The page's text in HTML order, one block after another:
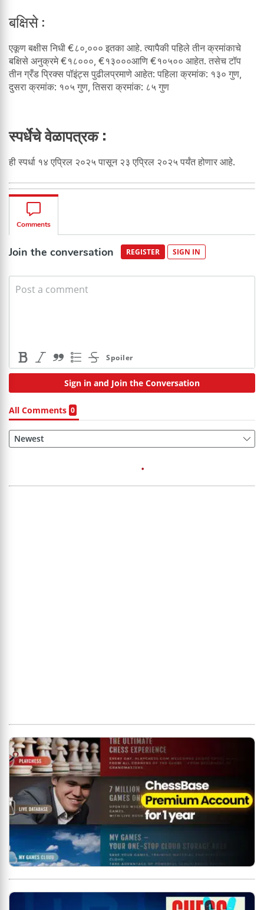
बक्षिसे :
एकूण बक्षीस निधी €८०,००० इतका आहे. त्यापैकी पहिले तीन क्रमांकाचे
बक्षिसे अनुक्रमे €१८०००, €१३०००आणि €१०५०० आहेत. तसेच टॉप
तीन ग्रँड प्रिक्स पॉइंट्स पुढीलप्रमाणे आहेत: पहिला क्रमांक: १३० गुण,
दुसरा क्रमांक: १०५ गुण, तिसरा क्रमांक: ८५ गुण
स्पर्धेचे वेळापत्रक :
ही स्पर्धा १४ एप्रिल २०२५ पासून २३ एप्रिल २०२५ पर्यंत होणार आहे.